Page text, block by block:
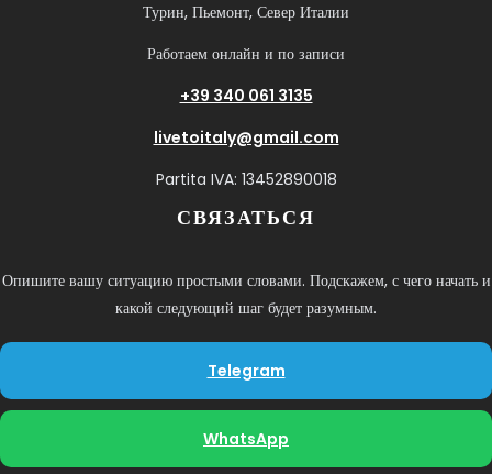
Турин, Пьемонт, Север Италии
Работаем онлайн и по записи
+39 340 061 3135
livetoitaly@gmail.com
Partita IVA: 13452890018
СВЯЗАТЬСЯ
Опишите вашу ситуацию простыми словами. Подскажем, с чего начать и
какой следующий шаг будет разумным.
Telegram
WhatsApp